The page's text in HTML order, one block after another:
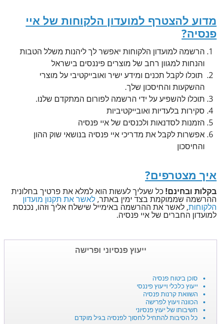
מדוע להצטרף למועדון הלקוחות של איי
פנסיה?
הרשמה למועדון הלקוחות יאפשר לך ליהנות משלל הטבות
והנחות למגוון רחב של מוצרים פיננסים בישראל
תוכלו לקבל תכנים ומידע ישיר ואובייקטיבי על מוצרי
ההשקעות והחיסכון שלך.
תוכלו להשפיע על ידי הרשמה לפורום המתקדם שלנו.
סקירות בלעדיות ואובייקטיביות
הזמנות לסדנאות ולכנסים של איי פנסיה
אפשרות לקבל את מדריכי איי פנסיה בנושאי שוק ההון
והחיסכון
איך מצטרפים?
בקלות ובחינם! כל שעליך לעשות הוא למלא את פרטיך בחלונית
ההרשמה שממוקמת בצד ימין באתר, לאשר את תקנון מועדון
הלקוחות, לאשר את ההרשמה באימייל שישלח אליך וזהו, נכנסת
למועדון החברים של איי פנסיה.
ייעוץ פנסיוני ופרישה
סוכן ביטוח פנסיה
ייעוץ כלכלי וייעוץ פיננסי
השוואת קרנות פנסיה
הכוונה ויעוץ לפרישה
חשיבותו של יעוץ פנסיוני
כל הסיבות להתחיל לחסוך לפנסיה בגיל מוקדם